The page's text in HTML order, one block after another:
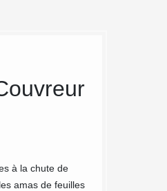
à la chute de
amas de feuilles